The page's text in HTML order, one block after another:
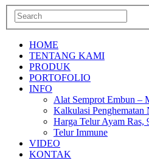
HOME
TENTANG KAMI
PRODUK
PORTOFOLIO
INFO
Alat Semprot Embun –
Kalkulasi Penghematan
Harga Telur Ayam Ras,
Telur Immune
VIDEO
KONTAK